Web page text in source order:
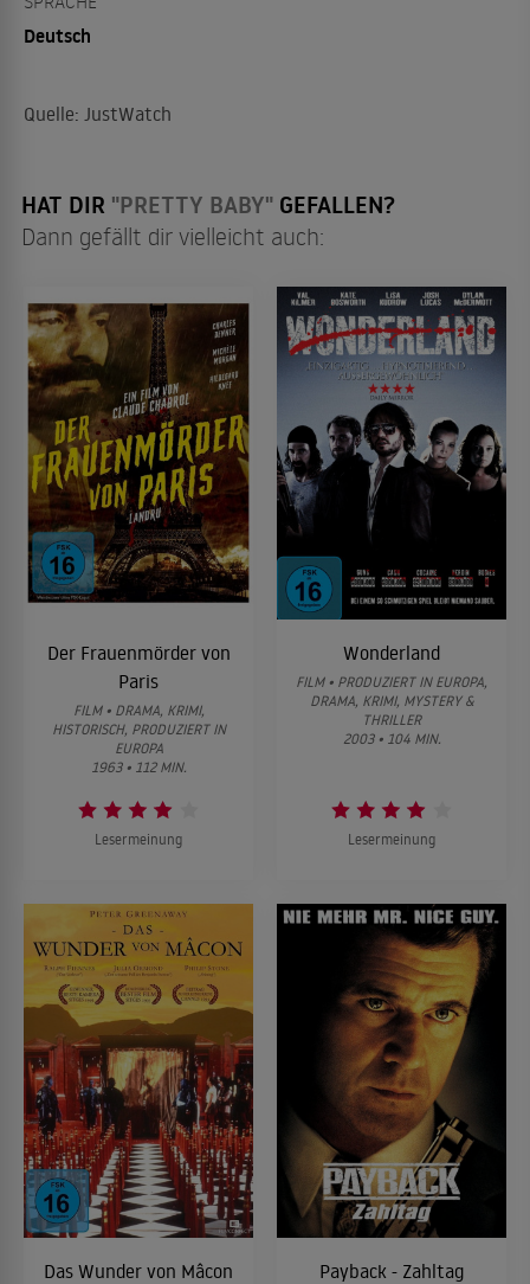
Deutsch
Quelle: JustWatch
HAT DIR "PRETTY BABY" GEFALLEN?
Dann gefällt dir vielleicht auch:
Der Frauenmörder von
Paris
FILM • DRAMA, KRIMI,
HISTORISCH, PRODUZIERT IN
EUROPA
1963 • 112 MIN.
Lesermeinung
Wonderland
FILM • PRODUZIERT IN EUROPA,
DRAMA, KRIMI, MYSTERY &
THRILLER
2003 • 104 MIN.
Lesermeinung
Das Wunder von Mâcon Payback - Zahltag